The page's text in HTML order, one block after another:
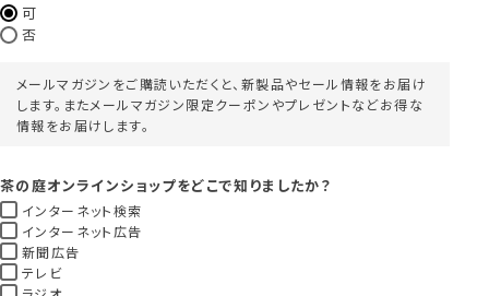
可
否
メールマガジンをご購読いただくと、新製品やセール情報をお届け
します。またメールマガジン限定クーポンやプレゼントなどお得な
情報をお届けします。
茶の庭オンラインショップをどこで知りましたか？
インターネット検索
インターネット広告
新聞広告
テレビ